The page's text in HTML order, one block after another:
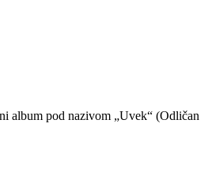
album pod nazivom „Uvek“ (Odličan